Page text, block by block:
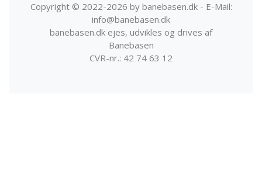
Copyright © 2022-2026 by banebasen.dk - E-Mail:
info@banebasen.dk
banebasen.dk ejes, udvikles og drives af
Banebasen
CVR-nr.: 42 74 63 12